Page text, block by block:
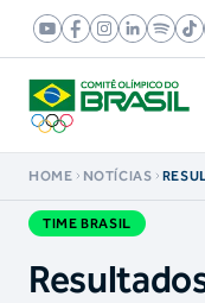
HOME NOTÍCIAS
TIME BRASIL